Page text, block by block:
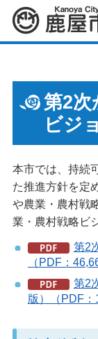
鹿屋
第2次
ビジ
本市では、持続
た推進方針を定
や農業・農村戦
業・農村戦略ビ
第2
（PDF：
第2
版）（PDF：